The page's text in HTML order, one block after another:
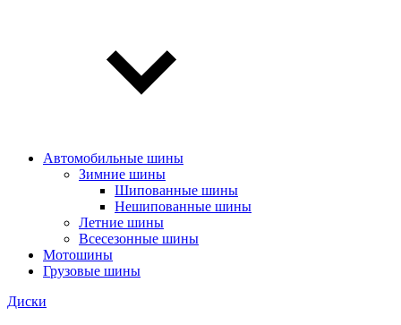
Автомобильные шины
Зимние шины
Шипованные шины
Нешипованные шины
Летние шины
Всесезонные шины
Мотошины
Грузовые шины
Диски